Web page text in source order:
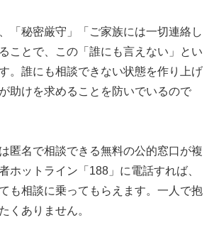
「秘密厳守」「ご家族には一切連絡し
ことで、この「誰にも言えない」とい
。誰にも相談できない状態を作り上げ
助けを求めることを防いでいるので
匿名で相談できる無料の公的窓口が複
ホットライン「188」に電話すれば、
も相談に乗ってもらえます。一人で抱
くありません。